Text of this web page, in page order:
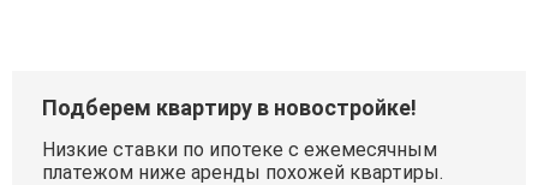
Подберем квартиру в новостройке!
Низкие ставки по ипотеке с ежемесячным
платежом ниже аренды похожей квартиры.